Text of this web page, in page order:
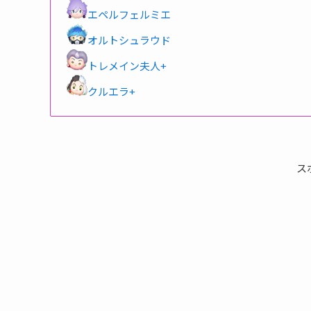
エペルフェルミエ
オルトシュラウド
トレメイン夫人+
クルエラ+
ス